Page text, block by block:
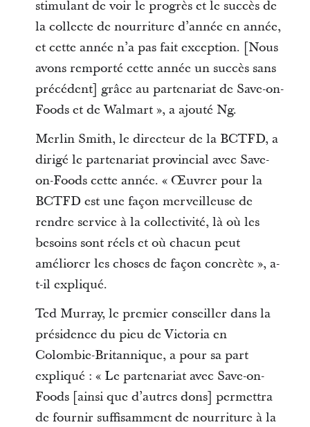
stimulant de voir le progrès et le succès de
la collecte de nourriture d’année en année,
et cette année n’a pas fait exception. [Nous
avons remporté cette année un succès sans
précédent] grâce au partenariat de Save-on-
Foods et de Walmart », a ajouté Ng.
Merlin Smith, le directeur de la BCTFD, a
dirigé le partenariat provincial avec Save-
on-Foods cette année. « Œuvrer pour la
BCTFD est une façon merveilleuse de
rendre service à la collectivité, là où les
besoins sont réels et où chacun peut
améliorer les choses de façon concrète », a-
t-il expliqué.
Ted Murray, le premier conseiller dans la
présidence du pieu de Victoria en
Colombie-Britannique, a pour sa part
expliqué : « Le partenariat avec Save-on-
Foods [ainsi que d’autres dons] permettra
de fournir suffisamment de nourriture à la